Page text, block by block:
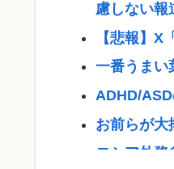
慮しない
【悲報】X
一番うまい
ADHD/
お前らが大
ロシア外務